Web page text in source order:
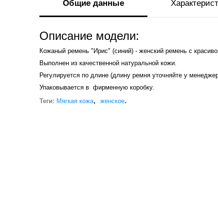
Общие данные
Описание модели:
Кожаный ремень "Ирис" (синий) - женский ремень с
Выполнен из качественной натуральной кожи.
Регулируется по длине (длину ремня уточняйте у
Упаковывается в фирменную коробку.
Теги: Мягкая кожа, женское.